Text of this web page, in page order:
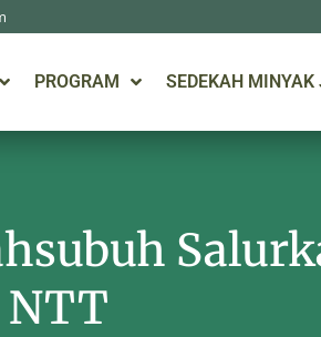
PROGRAM SEDEKAH
NTT